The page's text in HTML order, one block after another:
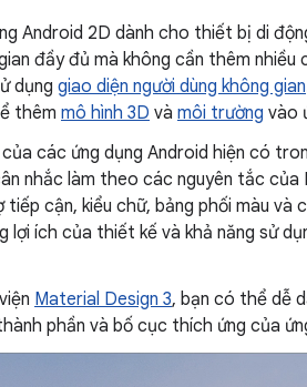
Android 2D dành cho thiết bị di
đầy đủ mà không cần thêm
dụng giao diện người dùng không gian
thêm mô hình 3D và môi trường vào
các ứng dụng Android hiện có
nhắc làm theo các nguyên tắc
tiếp cận, kiểu chữ, bảng phối màu và
lợi ích của thiết kế và khả năng sử
Material Design 3, bạn có thể dễ
phần và bố cục thích ứng của